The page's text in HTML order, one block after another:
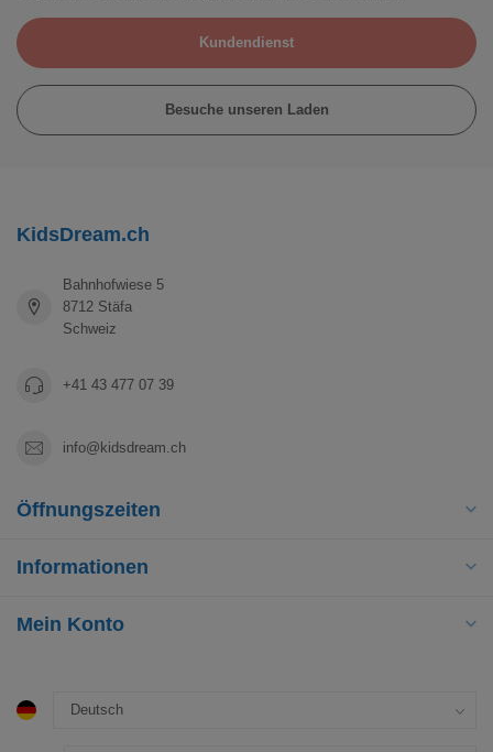
Kundendienst
Besuche unseren Laden
KidsDream.ch
Bahnhofwiese 5
8712 Stäfa
Schweiz
+41 43 477 07 39
info@kidsdream.ch
Öffnungszeiten
Informationen
Mein Konto